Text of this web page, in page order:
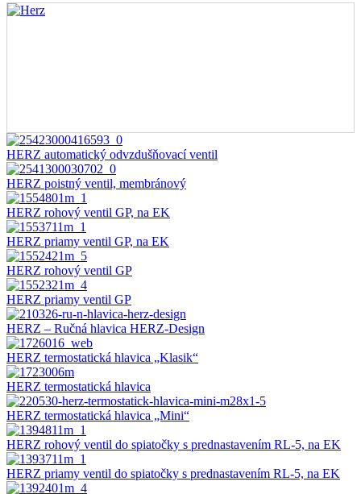
HERZ automatický odvzdušňovací ventil
HERZ poistný ventil, membránový
HERZ rohový ventil GP, na EK
HERZ priamy ventil GP, na EK
HERZ rohový ventil GP
HERZ priamy ventil GP
HERZ – Ručná hlavica HERZ-Design
HERZ termostatická hlavica „Klasik“
HERZ termostatická hlavica
HERZ termostatická hlavica „Mini“
HERZ rohový ventil do spiatočky s prednastavením RL-5, na EK
HERZ priamy ventil do spiatočky s prednastavením RL-5, na EK